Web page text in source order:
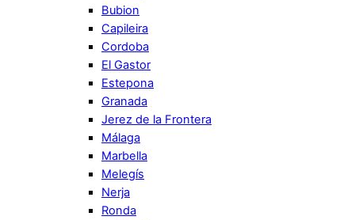
Bubion
Capileira
Cordoba
El Gastor
Estepona
Granada
Jerez de la Frontera
Málaga
Marbella
Melegís
Nerja
Ronda